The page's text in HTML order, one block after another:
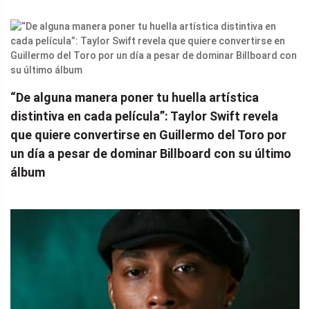
“De alguna manera poner tu huella artística
distintiva en cada película”: Taylor Swift revela
que quiere convertirse en Guillermo del Toro por
un día a pesar de dominar Billboard con su último
álbum